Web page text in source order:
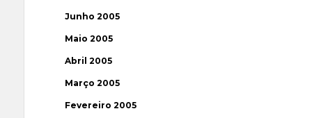
Junho 2005
Maio 2005
Abril 2005
Março 2005
Fevereiro 2005